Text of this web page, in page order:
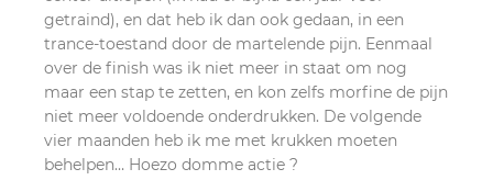
getraind), en dat heb ik dan ook gedaan, in een
trance-toestand door de martelende pijn. Eenmaal
over de finish was ik niet meer in staat om nog
maar een stap te zetten, en kon zelfs morfine de pijn
niet meer voldoende onderdrukken. De volgende
vier maanden heb ik me met krukken moeten
behelpen… Hoezo domme actie ?